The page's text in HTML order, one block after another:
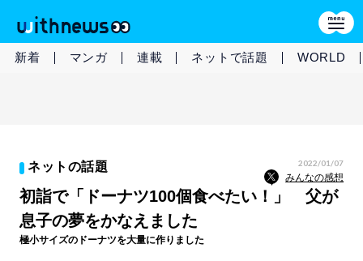
新着 マンガ 連載 ネットで話題 WORLD
ネットの話題 2022/01/07
みんなの感想
初詣で「ドーナツ100個食べたい！」 父が
息子の夢をかなえました
極小サイズのドーナツを大量に作りました